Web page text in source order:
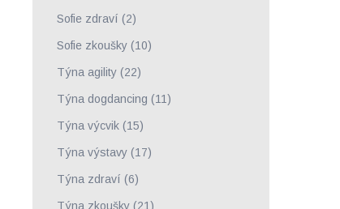
Sofie zdraví (2)
Sofie zkoušky(10)
Týna agility(22)
Týna dogdancing (11)
Týna výcvik(15)
Týna výstavy(17)
Týna zdraví (6)
Týna zkoušky(21)